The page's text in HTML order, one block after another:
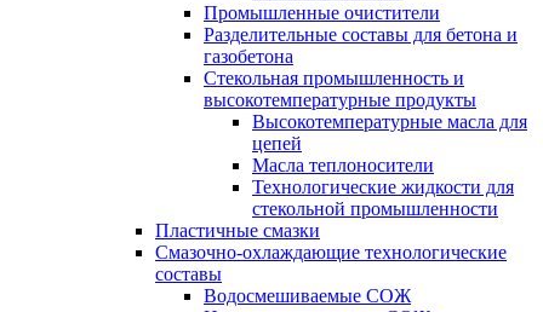
Промышленные очистители
Разделительные составы для бетона и
газобетона
Стекольная промышленность и
высокотемпературные продукты
Высокотемпературные масла для
цепей
Масла теплоносители
Технологические жидкости для
стекольной промышленности
Пластичные смазки
Смазочно-охлаждающие технологические
составы
Водосмешиваемые СОЖ